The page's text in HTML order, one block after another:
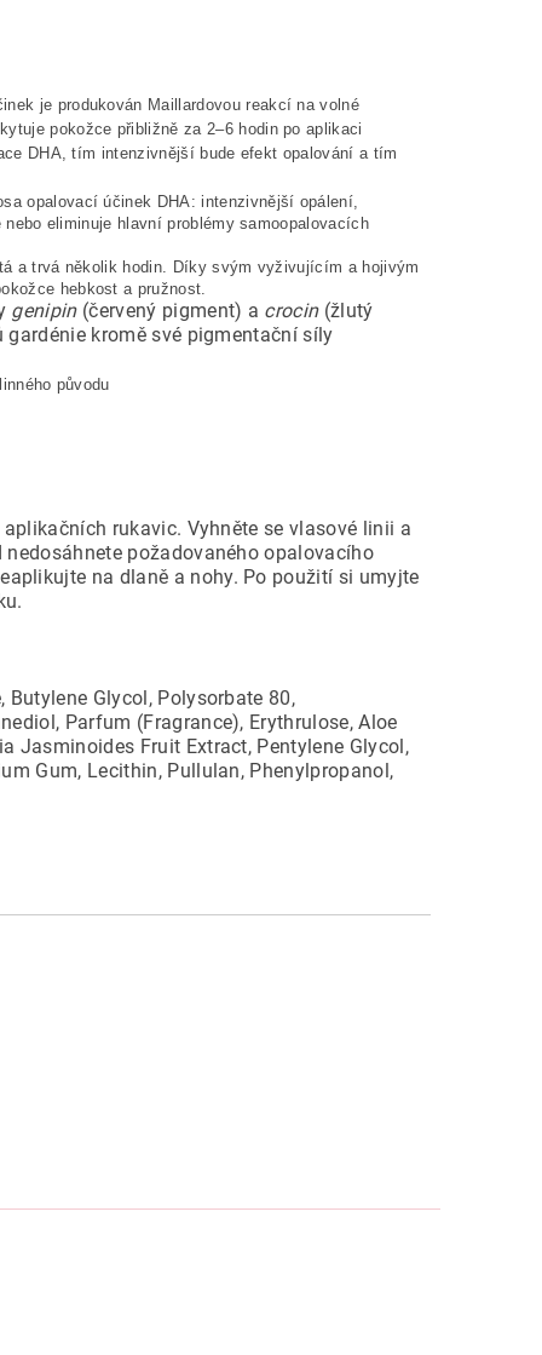
je produkován Maillardovou reakcí na volné
pokožce přibližně za 2–6 hodin po aplikaci
DHA, tím intenzivnější bude efekt opalování a tím
opalovací účinek DHA: intenzivnější opálení,
eliminuje hlavní problémy samoopalovacích
a trvá několik hodin. Díky svým vyživujícím a hojivým
hebkost a pružnost.
genipin(červený pigment) a crocin(žlutý
kromě své pigmentační síly
původu
rukavic. Vyhněte se vlasové linii a
požadovaného opalovacího
na dlaně a nohy. Po použití si umyjte
Butylene Glycol, Polysorbate 80,
Parfum (Fragrance), Erythrulose, Aloe
Jasminoides Fruit Extract, Pentylene Glycol,
Gum, Lecithin, Pullulan, Phenylpropanol,